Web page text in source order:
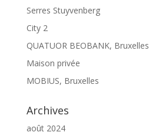
Serres Stuyvenberg
City 2
QUATUOR BEOBANK, Bruxelles
Maison privée
MOBIUS, Bruxelles
Archives
août 2024